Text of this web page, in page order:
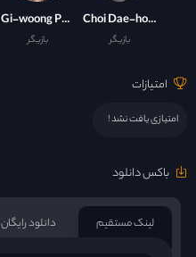
Choi Dae-hoon
بازیگر
Gi-woong Park
بازیگر
امتیازات
امتیازی یافت نشد !
باکس دانلود
لینک مستقیم دانلود رایگان